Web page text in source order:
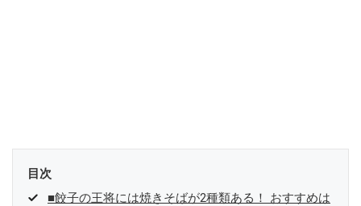
目次
■餃子の王将には焼きそばが2種類ある！ おすすめは